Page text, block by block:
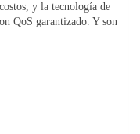
y la tecnología de
QoS garantizado. Y son